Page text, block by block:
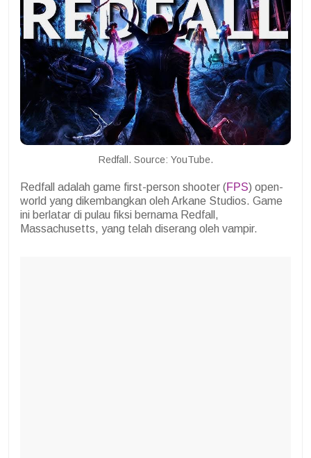
Redfall. Source: YouTube.
Redfall adalah game first-person shooter (FPS) open-
world yang dikembangkan oleh Arkane Studios. Game
ini berlatar di pulau fiksi bernama Redfall,
Massachusetts, yang telah diserang oleh vampir.